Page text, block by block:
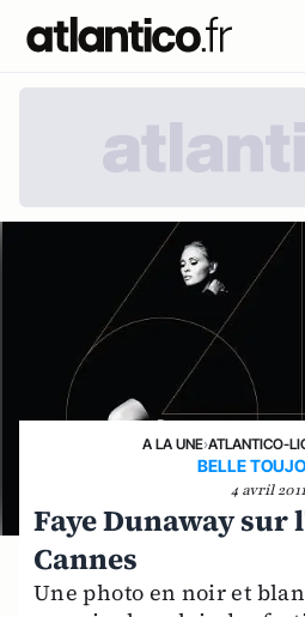
A LA UNE›ATLANTICO-
BELLE
4 avril 2011
Faye Dunaway sur
Cannes
Une photo en noir et